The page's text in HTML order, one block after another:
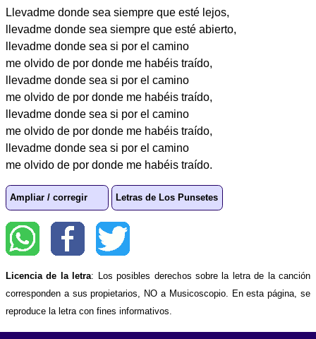
Llevadme donde sea siempre que esté lejos,
llevadme donde sea siempre que esté abierto,
llevadme donde sea si por el camino
me olvido de por donde me habéis traído,
llevadme donde sea si por el camino
me olvido de por donde me habéis traído,
llevadme donde sea si por el camino
me olvido de por donde me habéis traído,
llevadme donde sea si por el camino
me olvido de por donde me habéis traído.
Ampliar / corregir Letras de Los Punsetes
Licencia de la letra: Los posibles derechos sobre la letra de la canción
corresponden a sus propietarios, NO a Musicoscopio. En esta página, se
reproduce la letra con fines informativos.